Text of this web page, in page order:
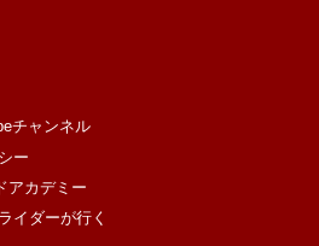
チャンネル
ー
アカデミー
イダーが行く